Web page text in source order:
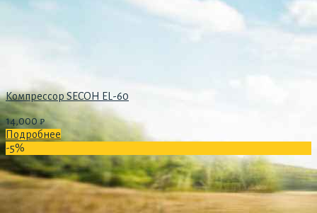
Компрессор SECOH EL-60
14,000₽
Подробнее
-5%